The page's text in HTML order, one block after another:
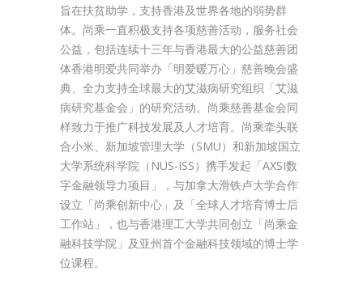
旨在扶贫助学，支持香港及世界各地的弱势群
体。尚乘一直积极支持各项慈善活动，服务社会
公益，包括连续十三年与香港最大的公益慈善团
体香港明爱共同举办「明爱暖万心」慈善晚会盛
典、全力支持全球最大的艾滋病研究组织「艾滋
病研究基金会」的研究活动。尚乘慈善基金会同
样致力于推广科技发展及人才培育。尚乘牵头联
合小米、新加坡管理大学（SMU）和新加坡国立
大学系统科学院（NUS-ISS）携手发起「AXSI数
字金融领导力项目」，与加拿大滑铁卢大学合作
设立「尚乘创新中心」及「全球人才培育博士后
工作站」，也与香港理工大学共同创立「尚乘金
融科技学院」及亚州首个金融科技领域的博士学
位课程。